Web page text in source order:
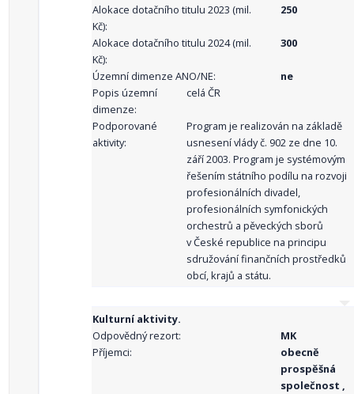
Alokace dotačního titulu 2023 (mil.
Kč):
250
Alokace dotačního titulu 2024 (mil.
Kč):
300
Územní dimenze ANO/NE:
ne
Popis územní
dimenze:
celá ČR
Podporované
aktivity:
Program je realizován na základě
usnesení vlády č. 902 ze dne 10.
září 2003. Program je systémovým
řešením státního podílu na rozvoji
profesionálních divadel,
profesionálních symfonických
orchestrů a pěveckých sborů
v České republice na principu
sdružování finančních prostředků
obcí, krajů a státu.
Kulturní aktivity.
Odpovědný rezort:
MK
Příjemci:
obecně
prospěšná
společnost ,